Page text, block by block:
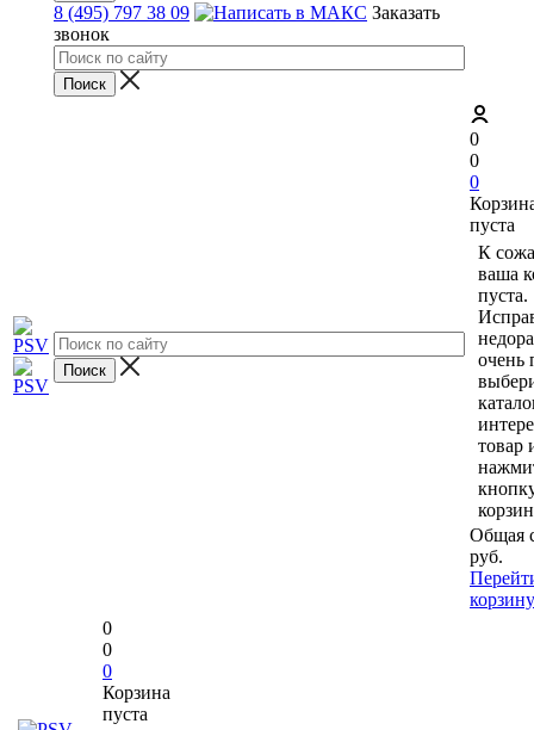
8 (495) 797 38 09
Заказать
звонок
0
0
0
пуста
К
ваша
пуста.
очень
товар
Общая
руб.
корзину
0
0
0
Корзина
пуста